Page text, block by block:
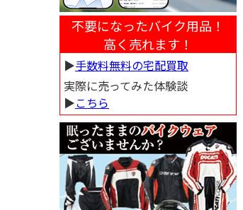
不要になったバイク用品！
高く売れます！
▶︎手数料無料の宅配買取
実際に売ってみた体験談
▶︎こちら